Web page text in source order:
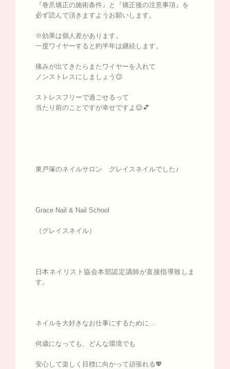
『巻爪矯正の施術条件』と『矯正後の注意事項』を
必ず読んで頂きますようお願いします。
※効果は個人差があります。
一度ワイヤーすると約半年は継続します。
痛みが出てきたらまたワイヤーを入れて
ノンストレスにしましょう😌
ストレスフリーで過ごせるって
当たり前のことですが幸せですよ😌💕
東戸塚のネイルサロン グレイスネイルでした♪
Grace Nail & Nail School
（グレイスネイル）
日本ネイリスト協会本部認定講師が直接指導致しま
す。
ネイルを大好きなお仕事にするために…
何歳になっても、どんな環境でも
安心して楽しく目標に向かって頑張れる💖